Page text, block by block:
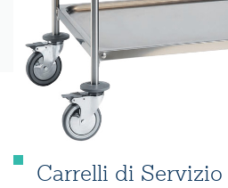
Carrelli di Servizio